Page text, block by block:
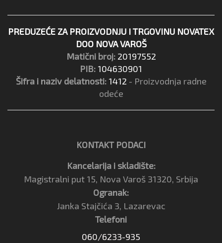
PREDUZEĆE ZA PROIZVODNJU I TRGOVINU NOVATEX
DOO NOVA VAROŠ
Matični broj: 20197552
PIB: 104630901
Šifra i naziv delatnosti: 1412 - Proizvodnja radne
odeće
KONTAKT PODACI
Kancelarija i skladište:
Magistralni put 15, Nova Varoš 31320, Srbija
Ogranak:
Janka Stajčića 3, Lazarevac
Telefoni
060/6233-935